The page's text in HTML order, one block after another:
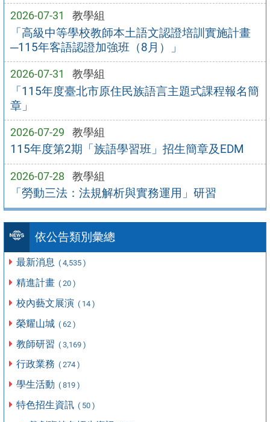
2026-07-31 教學組
「高級中等學校教師本土語文認證培訓實施計畫
─115年客語認證加強班（8月）」
2026-07-31 教學組
「115年度臺北市原住民族語言主題式課程報名簡
章」
2026-07-29 教學組
115年度第2期「族語學習班」招生簡章及EDM
2026-07-28 教學組
「勞動三法：法規解析與實務運用」研習
依公告類別彙總
最新消息 ( 4,535 )
精進計畫 ( 20 )
校內藝文展演 ( 14 )
榮耀山城 ( 62 )
教師研習 ( 3,169 )
行政業務 ( 274 )
學生活動 ( 819 )
特色招生資訊 ( 50 )